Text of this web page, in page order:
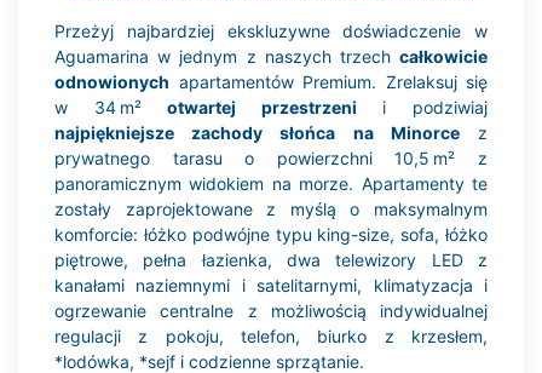
Przeżyj najbardziej ekskluzywne doświadczenie w
Aguamarina w jednym z naszych trzech całkowicie
odnowionych apartamentów Premium. Zrelaksuj się
w 34 m²otwartej przestrzeni i podziwiaj
najpiękniejsze zachody słońca na Minorcez
prywatnego tarasu o powierzchni 10,5 m² z
panoramicznym widokiem na morze. Apartamenty te
zostały zaprojektowane z myślą o maksymalnym
komforcie: łóżko podwójne typu king-size, sofa, łóżko
piętrowe, pełna łazienka, dwa telewizory LED z
kanałami naziemnymi i satelitarnymi, klimatyzacja i
ogrzewanie centralne z możliwością indywidualnej
regulacji z pokoju, telefon, biurko z krzesłem,
*lodówka, *sejf i codzienne sprzątanie.